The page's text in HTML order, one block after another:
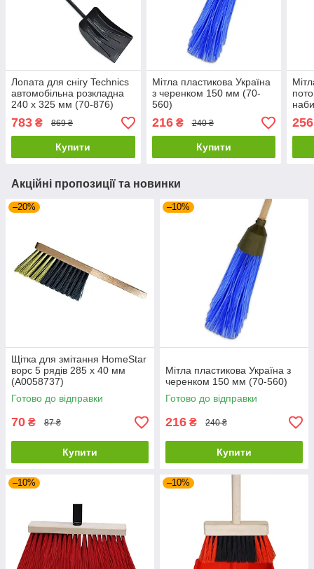
Лопата для снігу Technics
автомобільна розкладна
240 х 325 мм (70-876)
783 ₴ 869 ₴
Купити
Мітла пластикова Україна
з черенком 150 мм (70-
560)
216₴ 240 ₴
Купити
см
256
Акційні пропозиції та новинки
–20%
Щітка для змітання HomeStar
ворс 5 рядів 285 х 40 мм
(А0058737)
Готово до відправки
70 ₴ 87 ₴
Купити
–10%
Мітла пластикова Україна з
черенком 150 мм (70-560)
Готово до відправки
216 ₴ 240 ₴
Купити
–10% –10%